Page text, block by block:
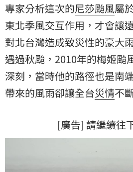
專家分析這次的尼莎颱風屬
東北季風交互作用，才會讓
對北台灣造成致災性的豪大
遇過秋颱，2010年的梅姬颱
深刻，當時他的路徑也是南
帶來的風雨卻讓全台災情不
[廣告] 請繼續往